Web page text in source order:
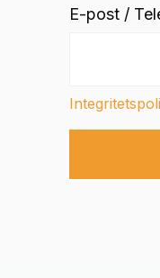
E-post /